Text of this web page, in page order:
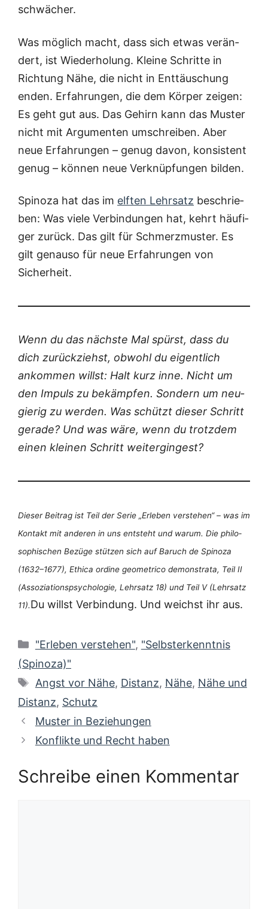
schwächer.
Was mög­lich macht, dass sich etwas ver­än­
dert, ist Wie­der­ho­lung. Klei­ne Schrit­te in
Rich­tung Nähe, die nicht in Ent­täu­schung
enden. Erfah­run­gen, die dem Kör­per zei­gen:
Es geht gut aus. Das Gehirn kann das Mus­ter
nicht mit Argu­men­ten umschrei­ben. Aber
neue Erfah­run­gen – genug davon, kon­sis­tent
genug – kön­nen neue Ver­knüp­fun­gen bilden.
Spi­no­za hat das im elf­ten Lehr­satz beschrie­
ben: Was vie­le Ver­bin­dun­gen hat, kehrt häu­fi­
ger zurück. Das gilt für Schmerz­mus­ter. Es
gilt genau­so für neue Erfah­run­gen von
Sicherheit.
Wenn du das nächs­te Mal spürst, dass du
dich zurück­ziehst, obwohl du eigent­lich
ankom­men willst: Halt kurz inne. Nicht um
den Impuls zu bekämp­fen. Son­dern um neu­
gie­rig zu wer­den. Was schützt die­ser Schritt
gera­de? Und was wäre, wenn du trotz­dem
einen klei­nen Schritt weitergingest?
Die­ser Bei­trag ist Teil der Serie „Erle­ben ver­ste­hen“ – was im
Kon­takt mit ande­ren in uns ent­steht und war­um. Die phi­lo­
so­phi­schen Bezü­ge stüt­zen sich auf Baruch de Spi­no­za
(1632–1677), Ethi­ca ordi­ne geo­me­tri­co demons­tra­ta, Teil II
(Asso­zia­ti­ons­psy­cho­lo­gie, Lehr­satz 18) und Teil V (Lehr­satz
11).Du willst Ver­bin­dung. Und weichst ihr aus.
Kategorien
"Erleben verstehen", "Selbsterkenntnis
(Spinoza)"
Schlagwörter
Angst vor Nähe, Distanz, Nähe, Nähe und
Distanz, Schutz
Muster in Beziehungen
Konflikte und Recht haben
Schreibe einen Kommentar